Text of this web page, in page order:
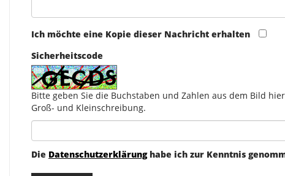
Ich möchte eine Kopie dieser Nachricht erhalten
Sicherheitscode
Bitte geben Sie die Buchstaben und Zahlen aus dem Bild
Groß- und Kleinschreibung.
Die Datenschutzerklärunghabe ich zur Kenntnis